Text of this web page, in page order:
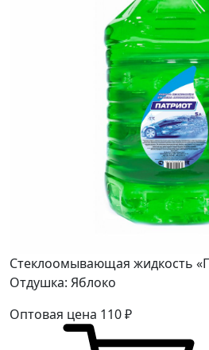
Стеклоомывающая жидкость
Отдушка: Яблоко
Оптовая цена 110₽